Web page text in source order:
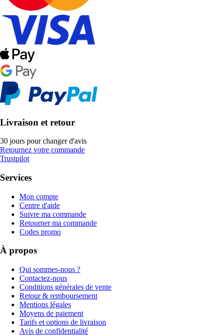
Livraison et retour
30 jours pour changer d'avis
Retournez votre commande
Trustpilot
Services
Mon compte
Centre d'aide
Suivre ma commande
Retourner ma commande
Codes promo
À propos
Qui sommes-nous ?
Contactez-nous
Conditions générales de vente
Retour & remboursement
Mentions légales
Moyens de paiement
Tarifs et options de livraison
Avis de confidentialité